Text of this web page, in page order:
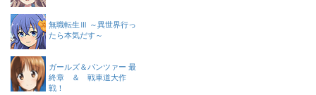
無職転生Ⅲ ～異世界行っ
たら本気だす～
ガールズ＆パンツァー 最
終章 ＆ 戦車道大作
戦！